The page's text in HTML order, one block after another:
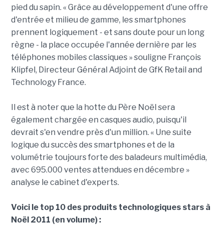
pied du sapin. « Grâce au développement d'une offre
d'entrée et milieu de gamme, les smartphones
prennent logiquement - et sans doute pour un long
règne - la place occupée l'année dernière par les
téléphones mobiles classiques » souligne François
Klipfel, Directeur Général Adjoint de GfK Retail and
Technology France.
Il est à noter que la hotte du Père Noël sera
également chargée en casques audio, puisqu'il
devrait s'en vendre près d'un million. « Une suite
logique du succès des smartphones et de la
volumétrie toujours forte des baladeurs multimédia,
avec 695.000 ventes attendues en décembre »
analyse le cabinet d'experts.
Voici le top 10 des produits technologiques stars à
Noël 2011 (en volume) :